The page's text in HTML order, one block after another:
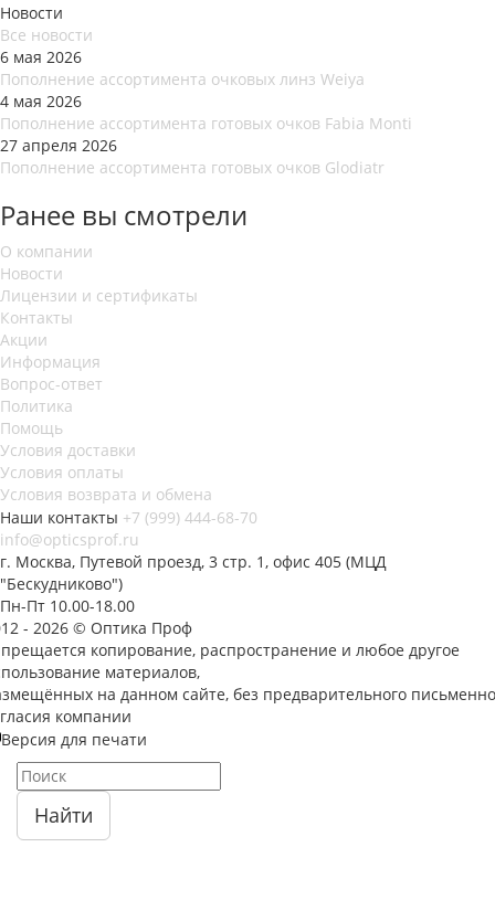
Новости
Все новости
6 мая 2026
Пополнение ассортимента очковых линз Weiya
4 мая 2026
Пополнение ассортимента готовых очков Fabia Monti
27 апреля 2026
Пополнение ассортимента готовых очков Glodiatr
Ранее вы смотрели
О компании
Новости
Лицензии и сертификаты
Контакты
Акции
Информация
Вопрос-ответ
Политика
Помощь
Условия доставки
Условия оплаты
Условия возврата и обмена
Наши контакты +7 (999) 444-68-70
info@opticsprof.ru
г. Москва, Путевой проезд, 3 стр. 1, офис 405 (МЦД
"Бескудниково")
Пн-Пт 10.00-18.00
- 2026 © Оптика Проф
копирование, распространение и любое другое
материалов,
на данном сайте, без предварительного
компании
Версия для печати
Найти